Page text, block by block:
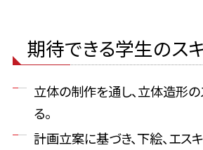
期待できる学生のス
立体の制作を通し、立体造形
る。
計画立案に基づき、下絵、エス